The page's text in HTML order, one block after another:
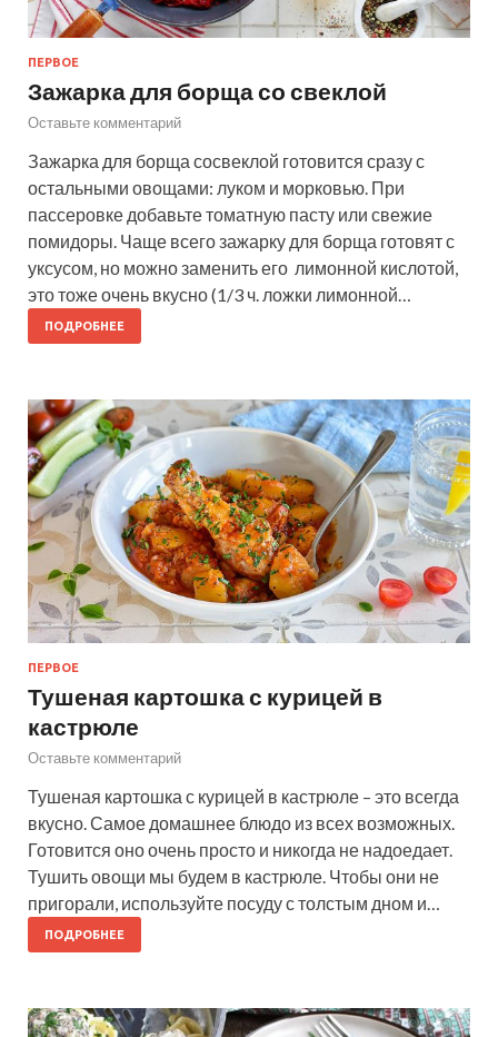
ПЕРВОЕ
Зажарка для борща со свеклой
Оставьте комментарий
Зажарка для борща сосвеклой готовится сразу с
остальными овощами: луком и морковью. При
пассеровке добавьте томатную пасту или свежие
помидоры. Чаще всего зажарку для борща готовят с
уксусом, но можно заменить его лимонной кислотой,
это тоже очень вкусно (1/3 ч. ложки лимонной…
ПОДРОБНЕЕ
ПЕРВОЕ
Тушеная картошка с курицей в
кастрюле
Оставьте комментарий
Тушеная картошка с курицей в кастрюле – это всегда
вкусно. Самое домашнее блюдо из всех возможных.
Готовится оно очень просто и никогда не надоедает.
Тушить овощи мы будем в кастрюле. Чтобы они не
пригорали, используйте посуду с толстым дном и…
ПОДРОБНЕЕ